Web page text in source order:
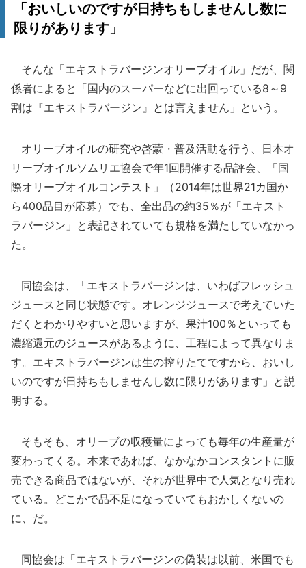
「おいしいのですが日持ちもしませんし数に
限りがあります」
そんな「エキストラバージンオリーブオイル」だが、関
係者によると「国内のスーパーなどに出回っている8～9
割は『エキストラバージン』とは言えません」という。
オリーブオイルの研究や啓蒙・普及活動を行う、日本オ
リーブオイルソムリエ協会で年1回開催する品評会、「国
際オリーブオイルコンテスト」（2014年は世界21カ国か
ら400品目が応募）でも、全出品の約35％が「エキスト
ラバージン」と表記されていても規格を満たしていなかっ
た。
同協会は、「エキストラバージンは、いわばフレッシュ
ジュースと同じ状態です。オレンジジュースで考えていた
だくとわかりやすいと思いますが、果汁100％といっても
濃縮還元のジュースがあるように、工程によって異なりま
す。エキストラバージンは生の搾りたてですから、おいし
いのですが日持ちもしませんし数に限りがあります」と説
明する。
そもそも、オリーブの収穫量によっても毎年の生産量が
変わってくる。本来であれば、なかなかコンスタントに販
売できる商品ではないが、それが世界中で人気となり売れ
ている。どこかで品不足になっていてもおかしくないの
に、だ。
同協会は「エキストラバージンの偽装は以前、米国でも